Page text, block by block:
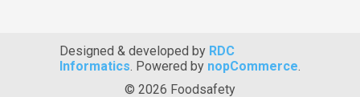
Designed & developed by RDC
Informatics. Powered by nopCommerce.
© 2026 Foodsafety